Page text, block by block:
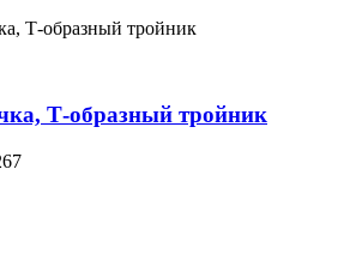
Т-образный тройник